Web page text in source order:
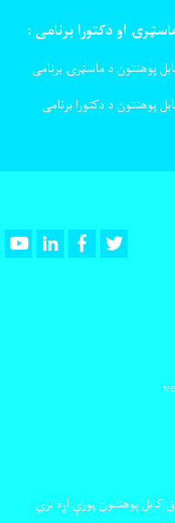
او دکتورا برنامی :
پوهنتون د ماسټرۍ برنامی
پوهنتون د دکتورا برنامی
YoutubeLinkedInFacebook